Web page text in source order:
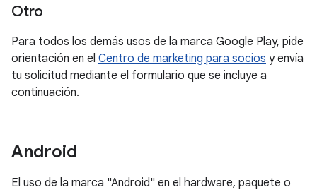
Otro
Para todos los demás usos de la marca Google Play, pide
orientación en el Centro de marketing para socios y envía
tu solicitud mediante el formulario que se incluye a
continuación.
Android
El uso de la marca "Android" en el hardware, paquete o